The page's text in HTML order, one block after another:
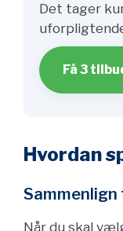
Det tager
Få 3
Hvordan
Sammenlign
Når du skal